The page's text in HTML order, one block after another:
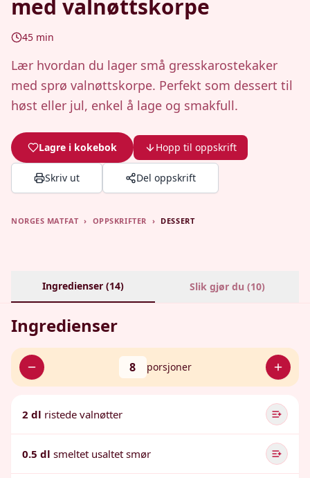
med valnøttskorpe
45 min
Lær hvordan du lager små gresskarostekaker
med sprø valnøttskorpe. Perfekt som dessert til
høst eller jul, enkel å lage og smakfull.
Lagre i kokebok Hopp til oppskrift
Skriv ut Del oppskrift
NORGES MATFAT › OPPSKRIFTER › DESSERT
Ingredienser (14) Slik gjør du (10)
Ingredienser
8 porsjoner
2 dl ristede valnøtter
0.5 dl smeltet usaltet smør